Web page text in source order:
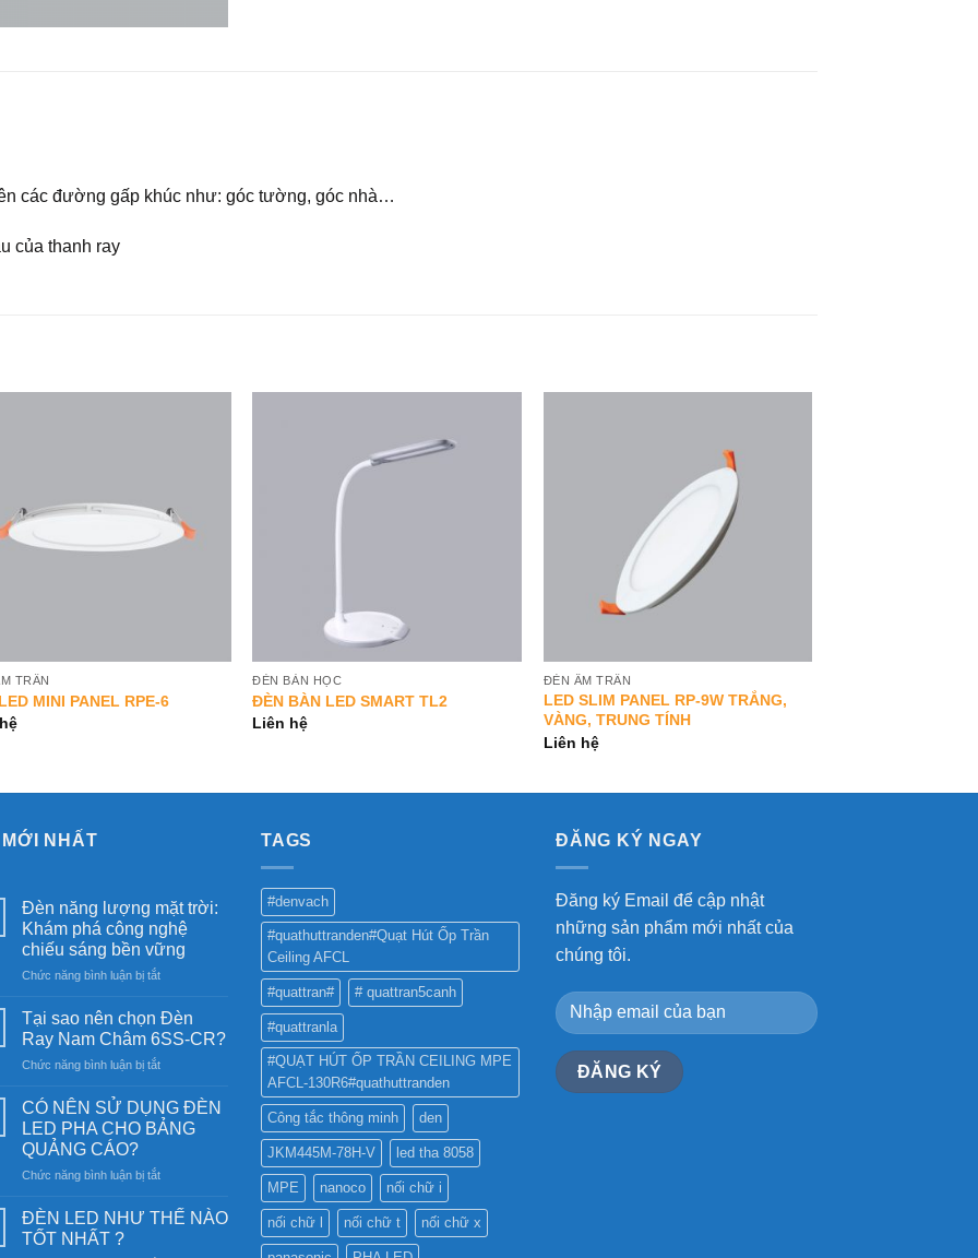
các đường gấp khúc như: góc tường, góc nhà…
của thanh ray
TRẦN
MINI PANEL RPE-6
ĐÈN BÀN HỌC
ĐÈN BÀN LED SMART TL2
Liên hệ
ĐÈN ÂM TRẦN
LED SLIM PANEL RP-9W TRẮNG,
VÀNG, TRUNG TÍNH
Liên hệ
NHẤT
Đèn năng lượng mặt trời:
Khám phá công nghệ
chiếu sáng bền vững
Chức năng bình luận bị tắtở
năng
lượng
mặt
trời:
phá
công
sáng
vững
Tại sao nên chọn Đèn
Ray Nam Châm 6SS-CR?
Chức năng bình luận bị tắtở
sao
nên
chọn
Ray
Châm
CÓ NÊN SỬ DỤNG ĐÈN
LED PHA CHO BẢNG
QUẢNG CÁO?
Chức năng bình luận bị tắtở
NÊN
ĐÈN LED NHƯ THẾ NÀO
TỐT NHẤT ?
TAGS
#denvach
#quathuttranden#Quạt Hút Ốp Trần
Ceiling AFCL
#quattran# # quattran5canh
#quattranla
#QUẠT HÚT ỐP TRẦN CEILING MPE
AFCL-130R6#quathuttranden
Công tắc thông minh den
JKM445M-78H-V led tha 8058
MPE nanoco nối chữ i
nối chữ l nối chữ t nối chữ x
ĐĂNG KÝ NGAY
Đăng ký Email để cập nhật
những sản phẩm mới nhất của
chúng tôi.